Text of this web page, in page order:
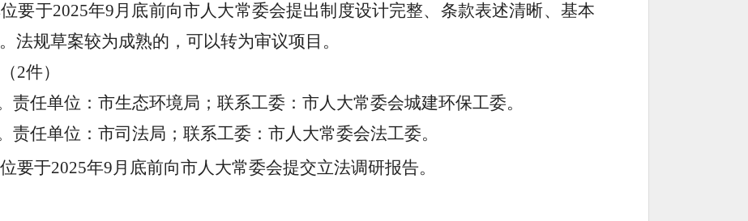
要于2025年9月底前向市人大常委会提出制度设计完整、条款表述清晰、基本
法规草案较为成熟的，可以转为审议项目。
2件）
责任单位：市生态环境局；联系工委：市人大常委会城建环保工委。
责任单位：市司法局；联系工委：市人大常委会法工委。
要于2025年9月底前向市人大常委会提交立法调研报告。